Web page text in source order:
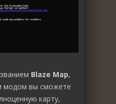
Blaze Map,
модом вы сможете
карту,